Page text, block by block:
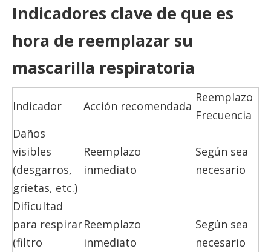
Indicadores clave de que es
hora de reemplazar su
mascarilla respiratoria
Indicador Acción recomendada
Reemplazo
Frecuencia
Daños
visibles
(desgarros,
grietas, etc.)
Reemplazo
inmediato
Según sea
necesario
Dificultad
para respirar
(filtro
Reemplazo
inmediato
Según sea
necesario